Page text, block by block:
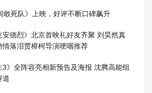
敢死队》上映，好评不断口碑飙升
安德烈》北京首映礼好友齐聚 刘昊然真
情落泪贾樟柯导演哽咽推荐
3》全阵容亮相新预告及海报 沈腾高能组
道